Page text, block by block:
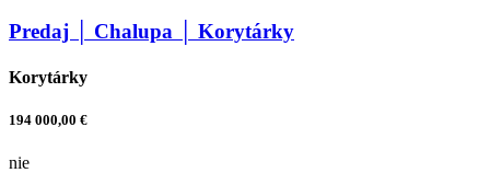
Predaj │ Chalupa │ Korytárky
Korytárky
194 000,00 €
nie